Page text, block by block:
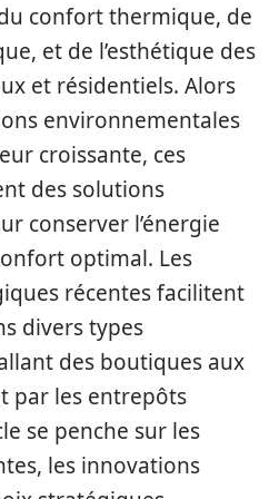
confort thermique, de
et de l’esthétique des
et résidentiels. Alors
environnementales
croissante, ces
des solutions
conserver l’énergie
optimal. Les
récentes facilitent
divers types
des boutiques aux
par les entrepôts
se penche sur les
les innovations